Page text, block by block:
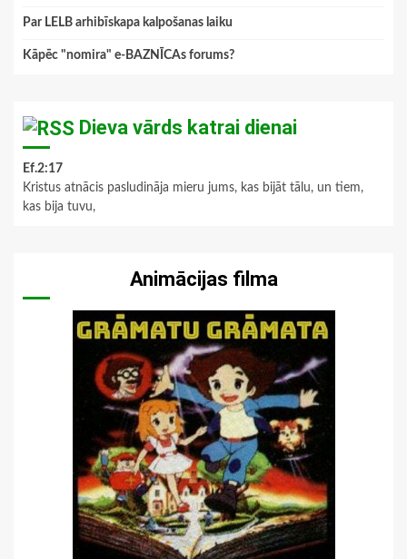
Par LELB arhibīskapa kalpošanas laiku
Kāpēc "nomira" e-BAZNĪCAs forums?
Dieva vārds katrai dienai
Ef.2:17
Kristus atnācis pasludināja mieru jums, kas bijāt tālu, un tiem,
kas bija tuvu,
Animācijas filma